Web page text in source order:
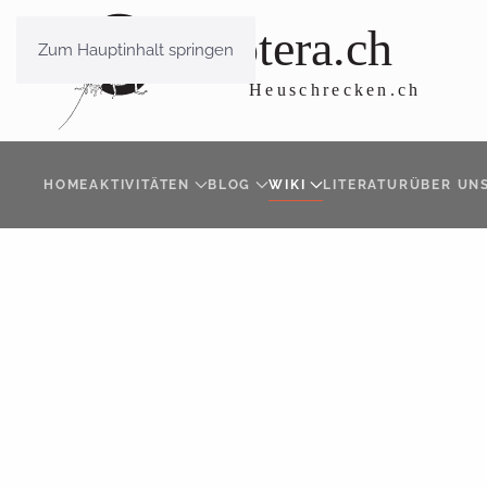
Zum Hauptinhalt springen
HOMEAKTIVITÄTEN BLOG WIKI LITERATUR ÜBER UNS